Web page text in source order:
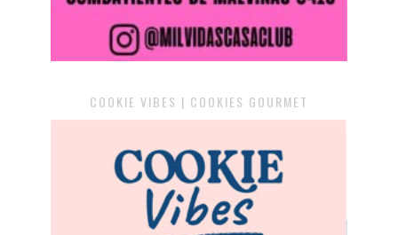
COOKIE VIBES | COOKIES GOURMET